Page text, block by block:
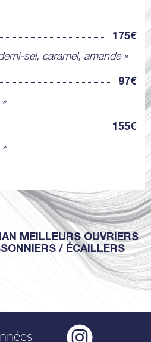
175€
sel, caramel, amande »
97€
155€
MEILLEURS OUVRIERS
/ ÉCAILLERS